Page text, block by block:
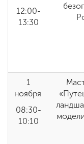
12:00-
13:30
1
ноября
08:30-
10:10